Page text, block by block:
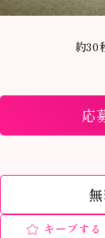
約30
応
キープする